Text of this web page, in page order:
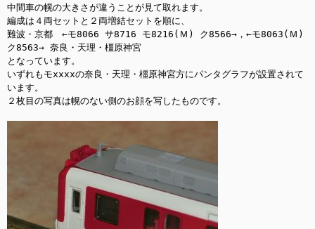
中間車の幌の大きさが違うことが見て取れます。
編成は４両セットと２両増結セットを順に、
難波・京都　←モ8066 サ8716 モ8216(Ｍ) ク8566→，←モ8063(Ｍ)
ク8563→ 奈良・天理・橿原神宮
となっています。
いずれもモxxxxの奈良・天理・橿原神宮方にパンタグラフが設置されて
います。
２枚目の写真は幌のない側のお顔を写したものです。